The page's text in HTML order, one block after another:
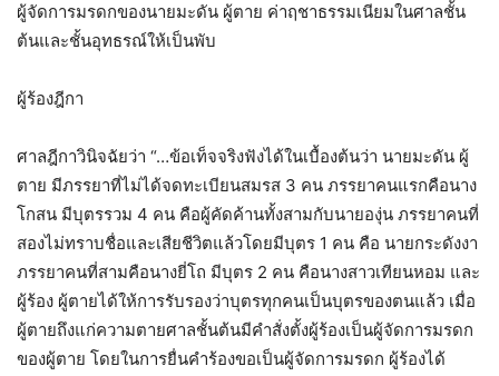
ผู้จัดการมรดกของนายมะดัน ผู้ตาย ค่าฤชาธรรมเนียมในศาลชั้น
ต้นและชั้นอุทธรณ์ให้เป็นพับ
ผู้ร้องฎีกา
ศาลฎีกาวินิจฉัยว่า “…ข้อเท็จจริงฟังได้ในเบื้องต้นว่า นายมะดัน ผู้
ตาย มีภรรยาที่ไม่ได้จดทะเบียนสมรส 3 คน ภรรยาคนแรกคือนาง
โกสน มีบุตรรวม 4 คน คือผู้คัดค้านทั้งสามกับนายองุ่น ภรรยาคนที่
สองไม่ทราบชื่อและเสียชีวิตแล้วโดยมีบุตร 1 คน คือ นายกระดังงา
ภรรยาคนที่สามคือนางยี่โถ มีบุตร 2 คน คือนางสาวเทียนหอม และ
ผู้ร้อง ผู้ตายได้ให้การรับรองว่าบุตรทุกคนเป็นบุตรของตนแล้ว เมื่อ
ผู้ตายถึงแก่ความตายศาลชั้นต้นมีคำสั่งตั้งผู้ร้องเป็นผู้จัดการมรดก
ของผู้ตาย โดยในการยื่นคำร้องขอเป็นผู้จัดการมรดก ผู้ร้องได้